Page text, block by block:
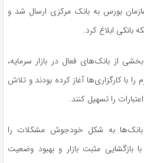
بورس به بانک مرکزی ارسال شد و
بانکی ابلاغ کرد.
بخشی از بانک‌های فعال در بازار سرمایه،
با کارگزاری‌ها آغاز کرده بودند و تلاش
را تسهیل کنند.
به شکل خودجوش مشکلات را
بازگشایی مثبت بازار و بهبود وضعیت